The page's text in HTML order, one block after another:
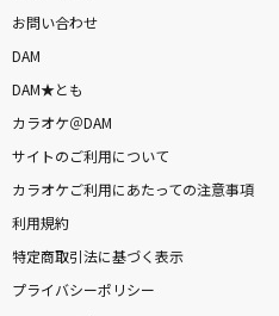
お問い合わせ
DAM
DAM★とも
カラオケ＠DAM
サイトのご利用について
カラオケご利用にあたっての注意事項
利用規約
特定商取引法に基づく表示
プライバシーポリシー